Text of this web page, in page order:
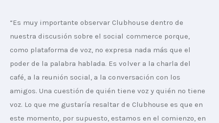
“Es muy importante observar Clubhouse dentro de
nuestra discusión sobre el social commerce porque,
como plataforma de voz, no expresa nada más que el
poder de la palabra hablada. Es volver a la charla del
café, a la reunión social, a la conversación con los
amigos. Una cuestión de quién tiene voz y quién no tiene
voz. Lo que me gustaría resaltar de Clubhouse es que en
este momento, por supuesto, estamos en el comienzo, en